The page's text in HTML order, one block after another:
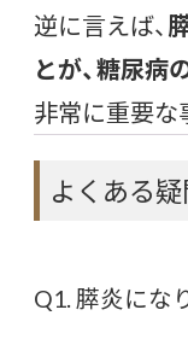
逆に言えば、
とが、糖尿病
非常に重要な
よくある
Q1. 膵炎にな